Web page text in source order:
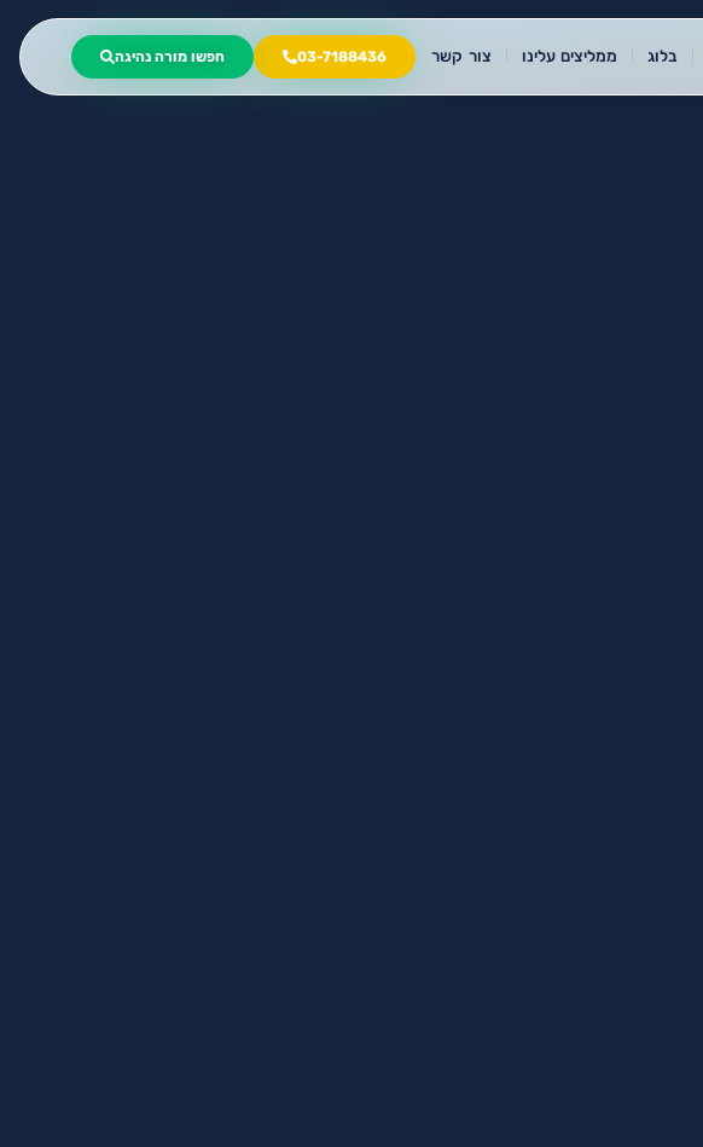
בלוג ממליצים עלינו צור קשר 03-7188436 חפשו מורה נהיגה